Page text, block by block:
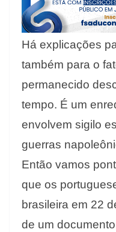
Há explicações
também para o
permanecido
tempo. É um
envolvem sigilo
guerras
Então vamos
que os
brasileira em 22
de um